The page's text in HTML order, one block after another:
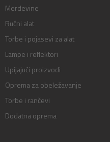
Merdevine
Ručni alat
Torbe i pojasevi za alat
Lampe i reflektori
Upijajući proizvodi
Oprema za obeležavanje
Torbe i rančevi
Dodatna oprema